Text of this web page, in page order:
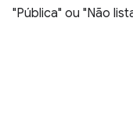
"Pública" ou "Não